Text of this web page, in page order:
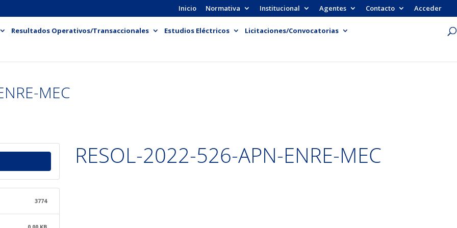
Inicio Normativa Institucional Agentes Contacto Acceder
Resultados Operativos/Transaccionales Estudios Eléctricos Licitaciones/Convocatorias
MEC
3774
RESOL-2022-526-APN-ENRE-MEC